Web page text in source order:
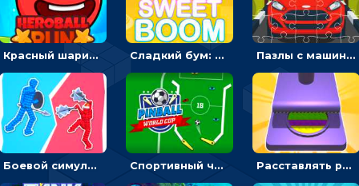
Красный шарик-герой в бегах: прыгать, чтобы избегать препятствий Сладкий бум: тапнуть, чтобы взорвать желейки - головоломка Пазлы с машинами Форд: собирать картинки и открывать новые
Боевой симулятор 3D: повтори позу рыцаря и победи врага Спортивный чемпионат по пейнтболу: ударять по ракеткам, чтобы забивать футбольный мяч в ворота Расставлять резиновые кубики, чтобы делать поп-ит - гиперказуальные